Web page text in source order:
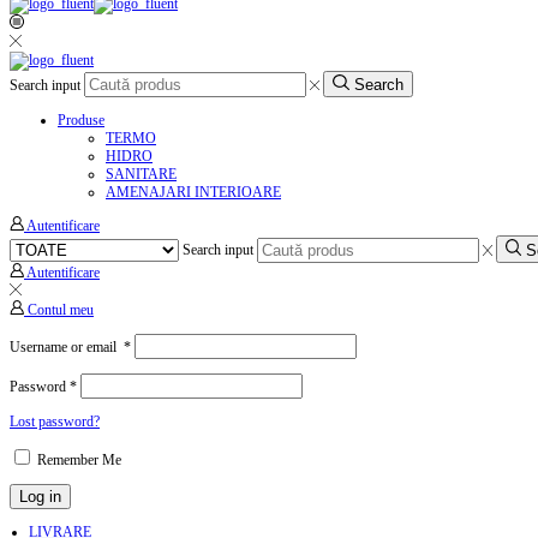
Search input Search
Produse
TERMO
HIDRO
SANITARE
AMENAJARI INTERIOARE
Autentificare
Search input
Autentificare
Contul meu
Username or email *
Password *
Lost password?
Remember Me
Log in
LIVRARE